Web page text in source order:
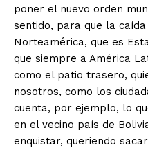
poner el nuevo orden
sentido, para que la
Norteamérica, que es
que siempre a América
como el patio trasero,
nosotros, como los
cuenta, por ejemplo, lo
en el vecino país de
enquistar, queriendo